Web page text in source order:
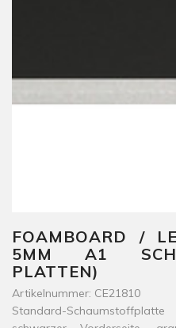
FOAMBOARD /
5MM A1
PLATTEN)
Artikelnummer: CE21810
Standard-